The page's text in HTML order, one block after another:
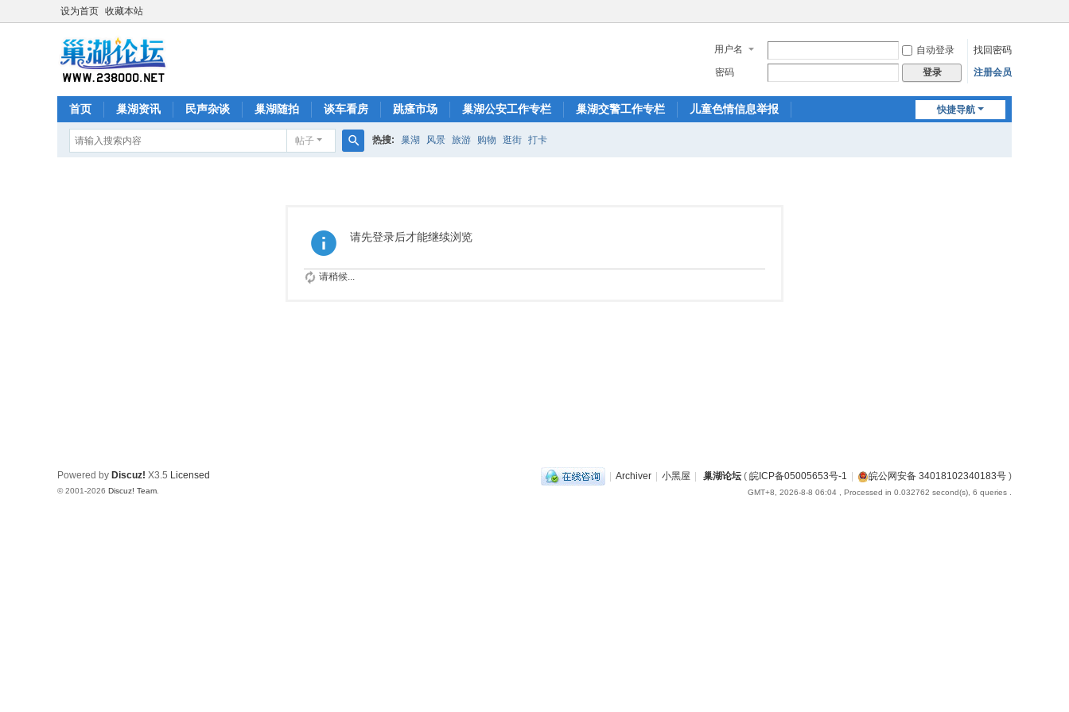
设为首页 收藏本站
用户名 自动登录
找回密码
密码
登录 注册会员
快捷导航
首页 巢湖资讯 民声杂谈 巢湖随拍 谈车看房 跳瘙市场 巢湖公安工作专栏 巢湖交警工作专栏 儿童色情信息举报
帖子 热搜: 巢湖 风景 旅游 购物 逛街 打卡
请先登录后才能继续浏览
请稍候...
| Archiver | 小黑屋 | 巢湖论坛 ( 皖ICP备05005653号-1 | 皖公网安备 34018102340183号 )
GMT+8, 2026-8-8 06:04 , Processed in 0.032762 second(s), 6 queries .
Powered by Discuz! X3.5 Licensed
© 2001-2026 Discuz! Team